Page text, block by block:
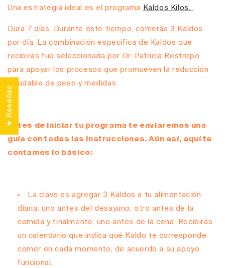
Una estrategia ideal es el programa Kaldos Kilos.
Dura 7 días. Durante este tiempo, comerás 3 Kaldos
por día. La combinación específica de Kaldos que
recibirás fue seleccionada por Dr. Patricia Restrepo
para apoyar los procesos que promueven la reducción
saludable de peso y medidas.
Antes de iniciar tu programa te enviaremos una
guía con todas las instrucciones. Aún así, aquí te
contamos lo básico:
La clave es agregar 3 Kaldos a tu alimentación
diaria: uno antes del desayuno, otro antes de la
comida y finalmente, uno antes de la cena. Recibirás
un calendario que indica qué Kaldo te corresponde
comer en cada momento, de acuerdo a su apoyo
funcional.
★ Reseñas